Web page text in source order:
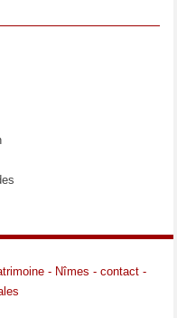
- Nîmes - contact -